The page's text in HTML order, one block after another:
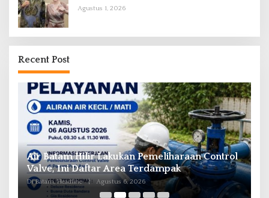
Ekonomi Tumbuh 6,76 Persen
Agustus 1, 2026
Recent Post
Air Batam Hilir Lakukan Pemeliharaan Control
Valve, Ini Daftar Area Terdampak
Di Batam, Headline | Agustus 6, 2026